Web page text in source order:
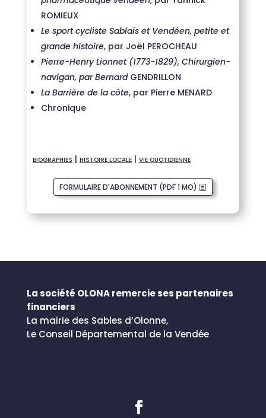
ROMIEUX
Le sport cycliste Sablais et Vendéen, petite et
grande histoire, par Joël PEROCHEAU
Pierre-Henry Lionnet (1773-1829), Chirurgien-
navigan, par BernardGENDRILLON
La Barrière de la côte, par Pierre MENARD
Chronique
BIOGRAPHIES | HISTOIRE LOCALE| VIE QUOTIDIENNE
FORMULAIRE D'ABONNEMENT (PDF 1 MO)
La société OLONA remercie ses partenaires
financiers
La mairie des Sables d’Olonne,
Le Conseil Départemental de la Vendée